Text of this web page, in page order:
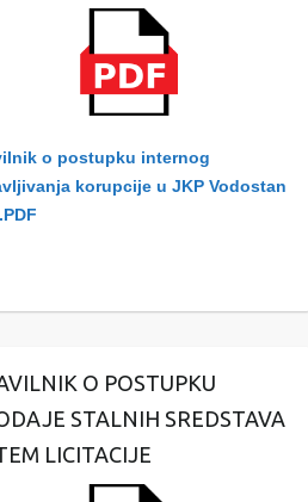
KVARTA
DO
KVARTA
L
ISPORUKE
L
KVARTA
o postupku internog
korupcije u JKP Vodostan
O POSTUPKU
STALNIH SREDSTAVA
LICITACIJE